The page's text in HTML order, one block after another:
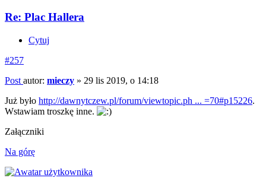
Re: Plac Hallera
Cytuj
#257
Post autor: mieczy » 29 lis 2019, o 14:18
Już było http://dawnytczew.pl/forum/viewtopic.ph ... =70#p15226.
Wstawiam troszkę inne.
Załączniki
Na górę